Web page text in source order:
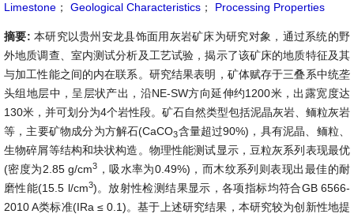
Limestone ； Geological Characteristics ； Processing Properties
摘要: 本研究以贵州安龙县饰面用灰岩矿床为研究对象，通过系统的野
外地质调查、室内测试分析及工艺试验，揭示了该矿床的地质特征及其
与加工性能之间的内在联系。研究结果表明，矿体赋存于三叠系中统垄
头组地层中，呈层状产出，沿NE-SW方向延伸约1200米，出露宽度达
130米，并可划分为4个岩性段。矿石自然类型包括泥晶灰岩、鲕粒灰岩
等，主要矿物成分为方解石(CaCO3含量超过90%)，具有泥晶、鲕粒、
生物碎屑等结构和块状构造。物理性能测试显示，豆粒灰系列表现最优
(密度为2.85 g/cm3 ，吸水率为0.49%)，而木纹系列则表现出最佳的耐
磨性能(15.5 l/cm3)。放射性检测结果显示，各项指标均符合GB 6566-
2010 A类标准(IRa ≤ 0.1)。基于上述研究结果，本研究较为创新性地提